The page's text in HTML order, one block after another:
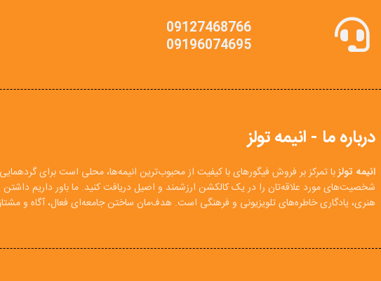
09127468766
09196074695
درباره ما - انیمه تولز
انیمه تولزبا تمرکز بر فروش فیگورهای با کیفیت از محبوب‌ترین انیمه‌ها، محلی است برای
شخصیت‌های مورد علاقه‌تان را در یک کالکشن ارزشمند و اصیل دریافت کنید. ما باور داریم
هنری، یادگاری خاطره‌های تلویزیونی و فرهنگی است. هدف‌مان ساختن جامعه‌ای فعال، آگاه و